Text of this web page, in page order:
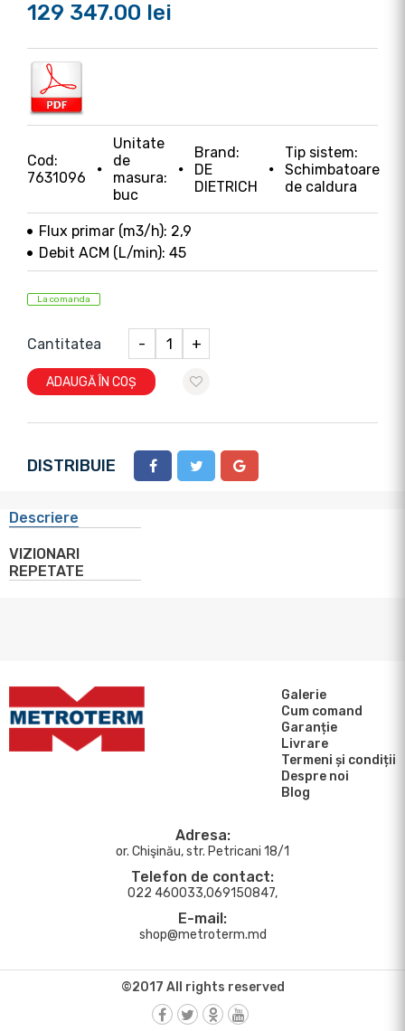
129 347.00 lei
Cod:
7631096
Unitate
de
masura:
buc
Brand:
DE
DIETRICH
Tip sistem:
Schimbatoare
de caldura
Flux primar (m3/h): 2,9
Debit ACM (L/min): 45
La comanda
Cantitatea - +
ADAUGĂ ÎN COȘ
DISTRIBUIE
Descriere
VIZIONARI
REPETATE
Galerie
Cum comand
Garanție
Livrare
Termeni și condiții
Despre noi
Blog
Adresa:
or. Chişinău, str. Petricani 18/1
Telefon de contact:
022 460033,069150847,
E-mail:
shop@metroterm.md
©2017 All rights reserved